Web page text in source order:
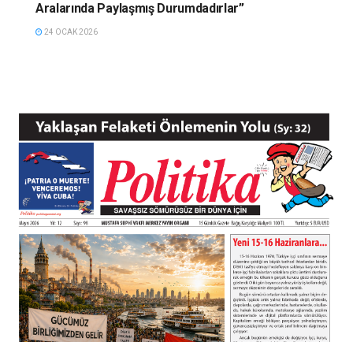
Aralarında Paylaşmış Durumdadırlar”
24 OCAK 2026